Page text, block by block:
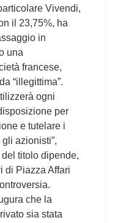
Vivendi,
il 23,75%, ha
in
una
francese,
“illegittima”.
ogni
per
e tutelare i
azionisti”,
titolo dipende,
di Piazza Affari
che la
sia stata